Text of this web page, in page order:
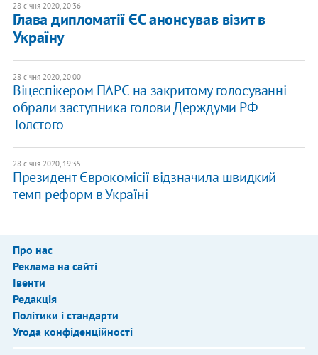
28 січня 2020, 20:36
Глава дипломатії ЄС анонсував візит в
Україну
28 січня 2020, 20:00
Віцеспікером ПАРЄ на закритому голосуванні
обрали заступника голови Держдуми РФ
Толстого
28 січня 2020, 19:35
Президент Єврокомісії відзначила швидкий
темп реформ в Україні
Про нас
Реклама на сайті
Івенти
Редакція
Політики і стандарти
Угода конфіденційності